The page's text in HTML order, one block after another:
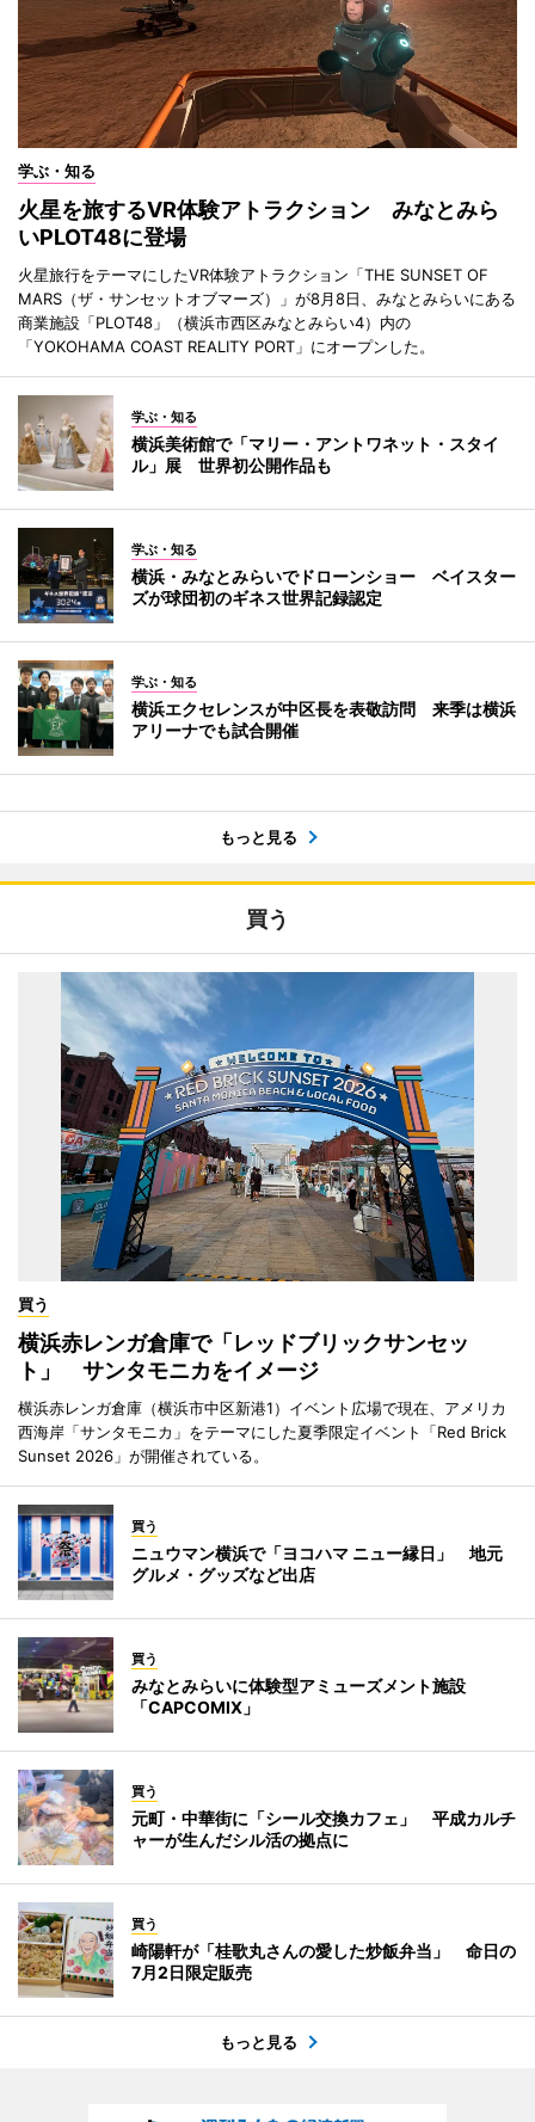
学ぶ・知る
火星を旅するVR体験アトラクション みなとみら
いPLOT48に登場
火星旅行をテーマにしたVR体験アトラクション「THE SUNSET OF
MARS（ザ・サンセットオブマーズ）」が8月8日、みなとみらいにある
商業施設「PLOT48」（横浜市西区みなとみらい4）内の
「YOKOHAMA COAST REALITY PORT」にオープンした。
学ぶ・知る
横浜美術館で「マリー・アントワネット・スタイ
ル」展 世界初公開作品も
学ぶ・知る
横浜・みなとみらいでドローンショー ベイスター
ズが球団初のギネス世界記録認定
学ぶ・知る
横浜エクセレンスが中区長を表敬訪問 来季は横浜
アリーナでも試合開催
もっと見る
買う
買う
横浜赤レンガ倉庫で「レッドブリックサンセッ
ト」 サンタモニカをイメージ
横浜赤レンガ倉庫（横浜市中区新港1）イベント広場で現在、アメリカ
西海岸「サンタモニカ」をテーマにした夏季限定イベント「Red Brick
Sunset 2026」が開催されている。
買う
ニュウマン横浜で「ヨコハマ ニュー縁日」 地元
グルメ・グッズなど出店
買う
みなとみらいに体験型アミューズメント施設
「CAPCOMIX」
買う
元町・中華街に「シール交換カフェ」 平成カルチ
ャーが生んだシル活の拠点に
買う
崎陽軒が「桂歌丸さんの愛した炒飯弁当」 命日の
7月2日限定販売
もっと見る